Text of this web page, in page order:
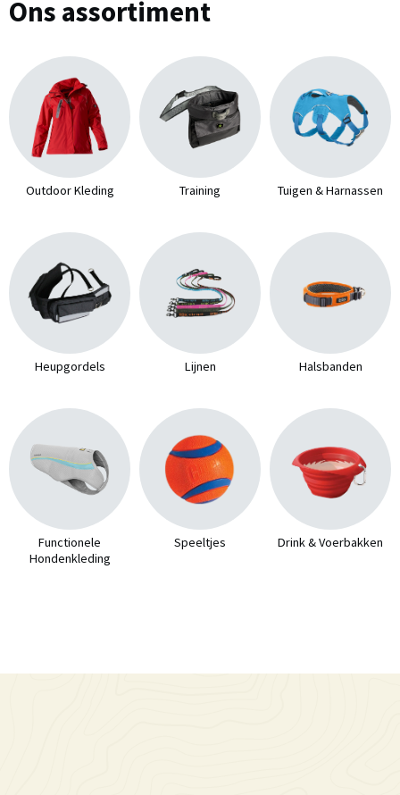
Ons assortiment
Outdoor Kleding Training Tuigen & Harnassen
Heupgordels Lijnen Halsbanden
Functionele
Hondenkleding
Speeltjes Drink & Voerbakken